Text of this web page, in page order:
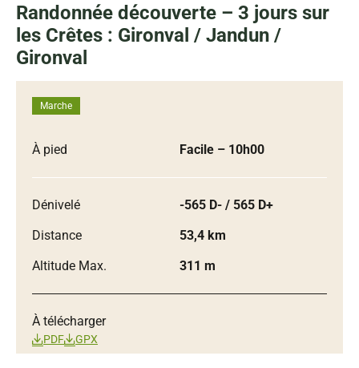
Randonnée découverte – 3 jours sur
les Crêtes : Gironval / Jandun /
Gironval
Marche
À pied Facile – 10h00
Dénivelé
-565 D- / 565 D+
Distance
53,4 km
Altitude Max.
311 m
À télécharger
PDF GPX